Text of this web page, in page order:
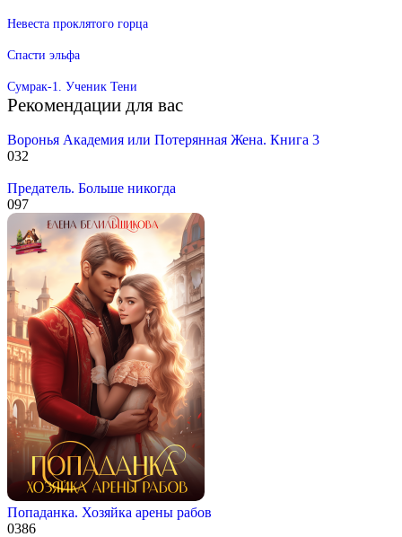
Невеста проклятого горца
Спасти эльфа
Сумрак-1. Ученик Тени
Рекомендации для вас
Воронья Академия или Потерянная Жена. Книга 3
032
Предатель. Больше никогда
097
Попаданка. Хозяйка арены рабов
0386